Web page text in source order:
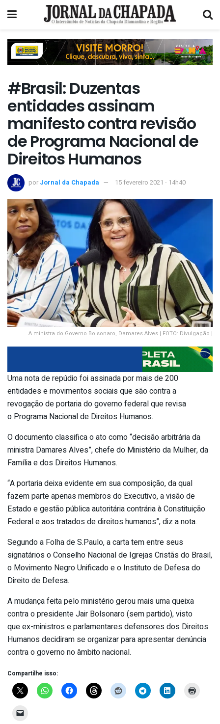
#Brasil: Duzentas
entidades assinam
manifesto contra revisão
de Programa Nacional de
Direitos Humanos
por Jornal da Chapada 15 fevereiro 2021 - 14h40
A ministra do Governo Bolsonaro, Damares Alves | FOTO: Divulgação |
Uma nota de repúdio foi assinada por mais de 200
entidades e movimentos sociais que são contra a
revogação de portaria do governo federal que revisa
o Programa Nacional de Direitos Humanos.
O documento classifica o ato como “decisão arbitrária da
ministra Damares Alves”, chefe do Ministério da Mulher, da
Família e dos Direitos Humanos.
“A portaria deixa evidente em sua composição, da qual
fazem parte apenas membros do Executivo, a visão de
Estado e gestão pública autoritária contrária à Constituição
Federal e aos tratados de direitos humanos”, diz a nota.
Segundo a Folha de S.Paulo, a carta tem entre seus
signatários o Conselho Nacional de Igrejas Cristãs do Brasil,
o Movimento Negro Unificado e o Instituto de Defesa do
Direito de Defesa.
A mudança feita pelo ministério gerou mais uma queixa
contra o presidente Jair Bolsonaro (sem partido), visto
que ex-ministros e parlamentares defensores dos Direitos
Humanos decidiram se organizar para apresentar denúncia
contra o governo no âmbito nacional.
Compartilhe isso: